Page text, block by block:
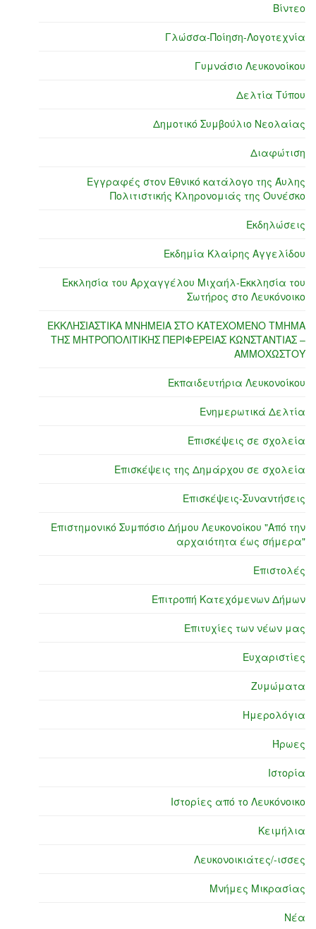
Βίντεο
Γλώσσα-Ποίηση-Λογοτεχνία
Γυμνάσιο Λευκονοίκου
Δελτία Τύπου
Δημοτικό Συμβούλιο Νεολαίας
Διαφώτιση
Εγγραφές στον Εθνικό κατάλογο της Άυλης
Πολιτιστικής Κληρονομιάς της Ουνέσκο
Εκδηλώσεις
Εκδημία Κλαίρης Αγγελίδου
Εκκλησία του Αρχαγγέλου Μιχαήλ-Εκκλησία του
Σωτήρος στο Λευκόνοικο
ΕΚΚΛΗΣΙΑΣΤΙΚΑ ΜΝΗΜΕΙΑ ΣΤΟ ΚΑΤΕΧΟΜΕΝΟ ΤΜΗΜΑ
ΤΗΣ ΜΗΤΡΟΠΟΛΙΤΙΚΗΣ ΠΕΡΙΦΕΡΕΙΑΣ ΚΩΝΣΤΑΝΤΙΑΣ –
ΑΜΜΟΧΩΣΤΟΥ
Εκπαιδευτήρια Λευκονοίκου
Ενημερωτικά Δελτία
Επισκέψεις σε σχολεία
Επισκέψεις της Δημάρχου σε σχολεία
Επισκέψεις-Συναντήσεις
Επιστημονικό Συμπόσιο Δήμου Λευκονοίκου "Από την
αρχαιότητα έως σήμερα"
Επιστολές
Επιτροπή Κατεχόμενων Δήμων
Επιτυχίες των νέων μας
Ευχαριστίες
Ζυμώματα
Ημερολόγια
Ήρωες
Ιστορία
Ιστορίες από το Λευκόνοικο
Κειμήλια
Λευκονοικιάτες/-ισσες
Μνήμες Μικρασίας
Νέα